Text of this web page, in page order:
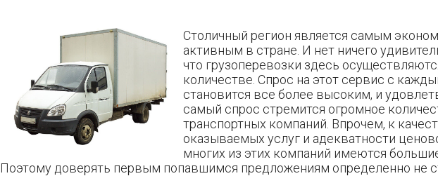
Столичный регион является самым
активным в стране. И нет ничего
что грузоперевозки здесь
количестве. Спрос на этот сервис с
становится все более высоким, и
самый спрос стремится огромное
транспортных компаний. Впрочем, к
оказываемых услуг и адекватности
многих из этих компаний имеются
Поэтому доверять первым попавшимся предложениям определенно не